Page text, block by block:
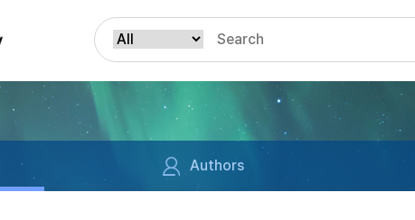
Authors